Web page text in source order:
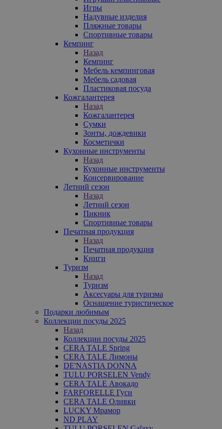
Игры
Надувные изделия
Пляжные товары
Спортивные товары
Кемпинг
Назад
Кемпинг
Мебель кемпинговая
Мебель садовая
Пластиковая посуда
Кожгалантерея
Назад
Кожгалантерея
Сумки
Зонты, дождевики
Косметички
Кухонные инструменты
Назад
Кухонные инструменты
Консервирование
Летний сезон
Назад
Летний сезон
Пикник
Спортивные товары
Печатная продукция
Назад
Печатная продукция
Книги
Туризм
Назад
Туризм
Аксесуары для туризма
Оснащение туристическое
Подарки любимым
Коллекции посуды 2025
Назад
Коллекции посуды 2025
CERA TALE Spring
CERA TALE Лимоны
DE'NASTIA DONNA
TULU PORSELEN Vendy
CERA TALE Авокадо
FARFORELLE Гуси
CERA TALE Оливки
LUCKY Мрамор
ND PLAY